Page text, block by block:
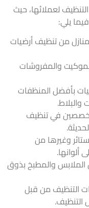
لعملائها، حيث
من تنظيف أرضيات
والمفروشات
المنظفات
في تنظيف
وغيرها من
والمطبخ بذوق
من قبل